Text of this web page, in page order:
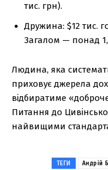
тис. грн).
Дружина: $12 тис.
Загалом — понад
Людина, яка
приховує джерела
відбиратиме
Питання до
найвищими
ТЕГИ Андрій